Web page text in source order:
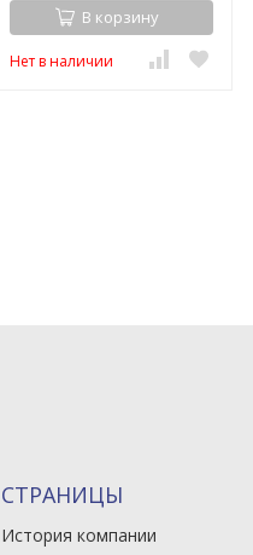
В корзину
Нет в наличии
СТРАНИЦЫ
История компании